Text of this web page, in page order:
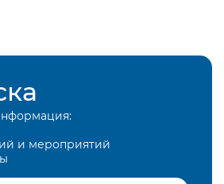
и мероприятий